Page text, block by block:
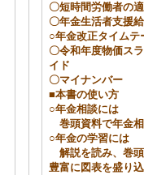
〇短時間労働者の
〇年金生活者支援
○年金改正タイムテ
〇令和年度物価ス
イド
〇マイナンバー
■本書の使い方
○年金相談には
巻頭資料で年金
○年金の学習には
解説を読み、巻
豊富に図表を盛り込